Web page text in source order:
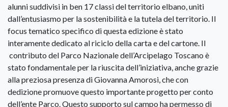
alunni suddivisi in ben 17 classi del territorio elbano, uniti
dall’entusiasmo per la sostenibilità e la tutela del territorio. Il
focus tematico specifico di questa edizione è stato
interamente dedicato al riciclo della carta e del cartone. Il
contributo del Parco Nazionale dell’Arcipelago Toscano è
stato fondamentale per la riuscita dell’iniziativa, anche grazie
alla preziosa presenza di Giovanna Amorosi, che con
dedizione promuove questo importante progetto per conto
dell’ente Parco. Questo supporto sul campo ha permesso di